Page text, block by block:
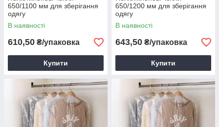
650/1100 мм для зберігання
одягу
В наявності
610,50 ₴/упаковка
Купити
650/1200 мм для зберігання
одягу
В наявності
643,50 ₴/упаковка
Купити